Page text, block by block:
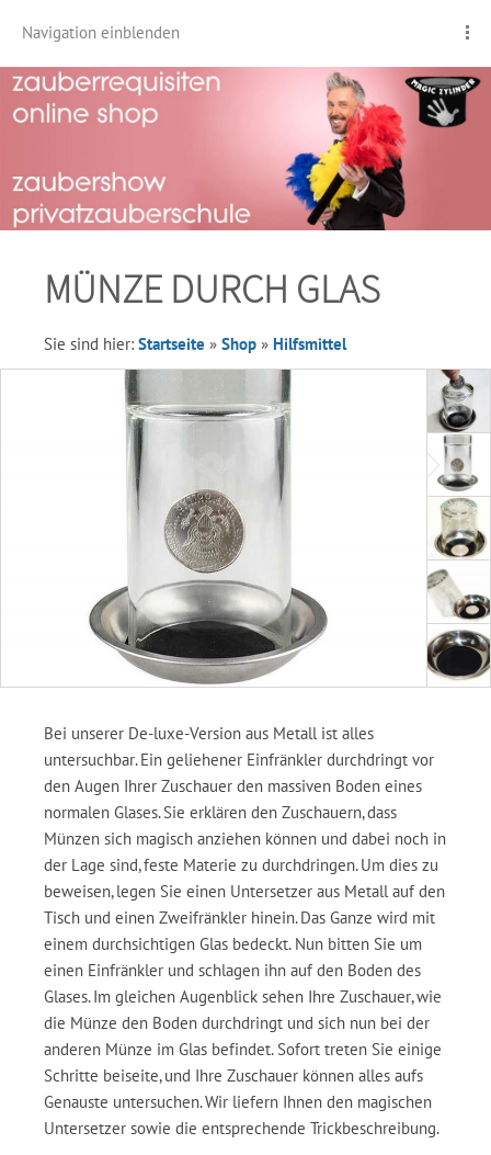
Navigation einblenden
MÜNZE DURCH GLAS
Sie sind hier: Startseite » Shop » Hilfsmittel
Bei unserer De-luxe-Version aus Metall ist alles
untersuchbar. Ein geliehener Einfränkler durchdringt vor
den Augen Ihrer Zuschauer den massiven Boden eines
normalen Glases. Sie erklären den Zuschauern, dass
Münzen sich magisch anziehen können und dabei noch in
der Lage sind, feste Materie zu durchdringen. Um dies zu
beweisen, legen Sie einen Untersetzer aus Metall auf den
Tisch und einen Zweifränkler hinein. Das Ganze wird mit
einem durchsichtigen Glas bedeckt. Nun bitten Sie um
einen Einfränkler und schlagen ihn auf den Boden des
Glases. Im gleichen Augenblick sehen Ihre Zuschauer, wie
die Münze den Boden durchdringt und sich nun bei der
anderen Münze im Glas befindet. Sofort treten Sie einige
Schritte beiseite, und Ihre Zuschauer können alles aufs
Genauste untersuchen. Wir liefern Ihnen den magischen
Untersetzer sowie die entsprechende Trickbeschreibung.